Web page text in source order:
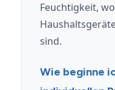
Feuchtigkeit,
sind.
Wie beginne